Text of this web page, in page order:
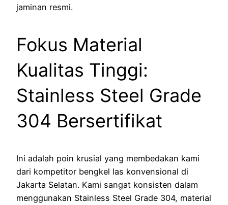
jaminan resmi.
Fokus Material
Kualitas Tinggi:
Stainless Steel Grade
304 Bersertifikat
Ini adalah poin krusial yang membedakan kami
dari kompetitor bengkel las konvensional di
Jakarta Selatan. Kami sangat konsisten dalam
menggunakan Stainless Steel Grade 304, material